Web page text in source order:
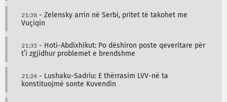
21:38 - Zelensky arrin në Serbi, pritet të takohet me
Vuçiqin
21:35 - Hoti-Abdixhikut: Po dëshiron poste qeveritare për
t’i zgjidhur problemet e brendshme
21:24 - Lushaku-Sadriu: E thërrasim LVV-në ta
konstituojmë sonte Kuvendin